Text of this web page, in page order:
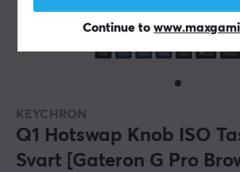
Continue to
KEYCHRON
Q1 Hotswap Knob ISO
Svart [Gateron G Pro